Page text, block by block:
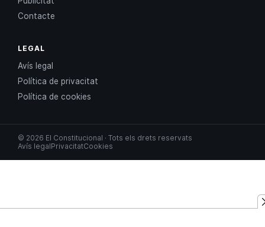
Contacte
LEGAL
Avís legal
Política de privacitat
Política de cookies
© 2026 El Constitucional · Tots els drets reservats
Avís legalPrivacitatCookies